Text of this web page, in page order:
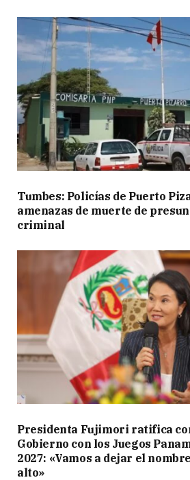
Tumbes: Policías de Puerto
amenazas de muerte de
criminal
Presidenta Fujimori ratifica
Gobierno con los Juegos
2027: «Vamos a dejar el
alto»